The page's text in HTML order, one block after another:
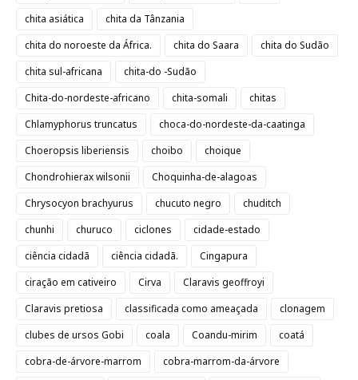
chita asiática
chita da Tânzania
chita do noroeste da África.
chita do Saara
chita do Sudão
chita sul-africana
chita-do -Sudão
Chita-do-nordeste-africano
chita-somali
chitas
Chlamyphorus truncatus
choca-do-nordeste-da-caatinga
Choeropsis liberiensis
choibo
choique
Chondrohierax wilsonii
Choquinha-de-alagoas
Chrysocyon brachyurus
chucuto negro
chuditch
chunhi
churuco ciclones
cidade-estado
ciência cidadã
ciência cidadã.
Cingapura
ciração em cativeiro
Cirva
Claravis geoffroyi
Claravis pretiosa
classificada como ameaçada
clonagem
clubes de ursos Gobi
coala Coandu-mirim
coatá
cobra-de-árvore-marrom
cobra-marrom-da-árvore